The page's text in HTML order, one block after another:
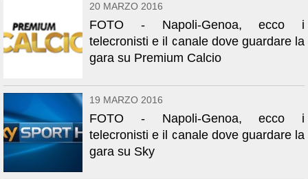
20 MARZO 2016
FOTO - Napoli-Genoa, ecco i
telecronisti e il canale dove guardare la
gara su Premium Calcio
19 MARZO 2016
FOTO - Napoli-Genoa, ecco i
telecronisti e il canale dove guardare la
gara su Sky